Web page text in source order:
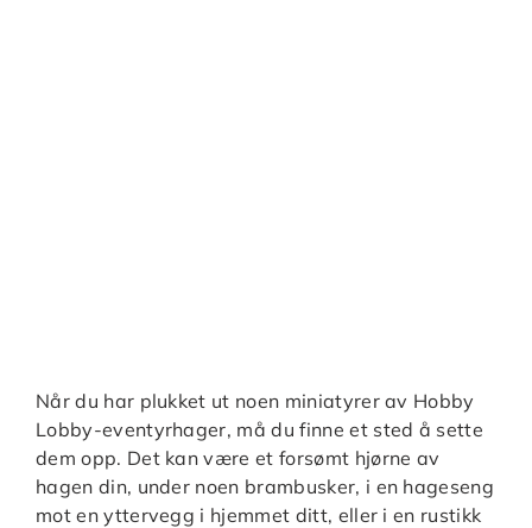
Når du har plukket ut noen miniatyrer av Hobby
Lobby-eventyrhager, må du finne et sted å sette
dem opp. Det kan være et forsømt hjørne av
hagen din, under noen brambusker, i en hageseng
mot en yttervegg i hjemmet ditt, eller i en rustikk